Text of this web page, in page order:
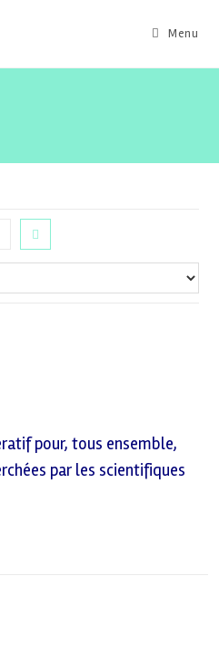
Menu
pour, tous ensemble,
par les scientifiques